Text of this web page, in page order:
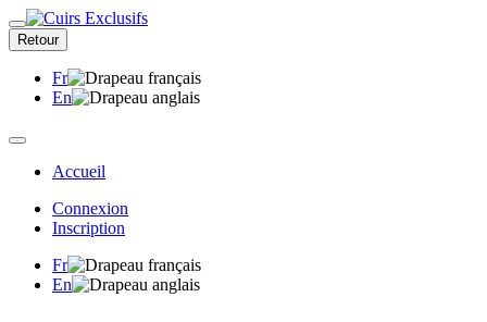
Retour
Fr
En
Accueil
Connexion
Inscription
Fr
En